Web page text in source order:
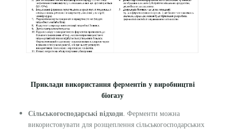
Приклади використання ферментів у виробництві
біогазу
Сільськогосподарські відходи. Ферменти можна
використовувати для розщеплення сільськогосподарських